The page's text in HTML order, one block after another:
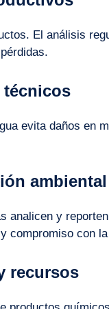
El análisis
técnicos
evita daños en
ambiental
analicen y
compromiso con
recursos